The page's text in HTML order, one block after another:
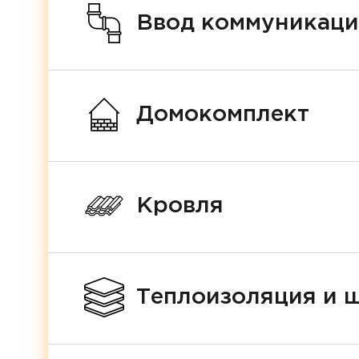
Ввод
Домокомплект
Кровля
Теплоизоляция и